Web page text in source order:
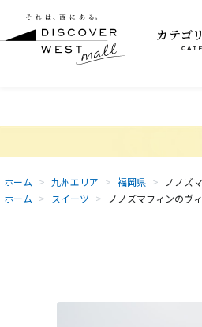
カテゴリ
ホーム > 九州エリア > 福岡県 >
ノノズ
ホーム > スイーツ > ノノズマフィンのヴ